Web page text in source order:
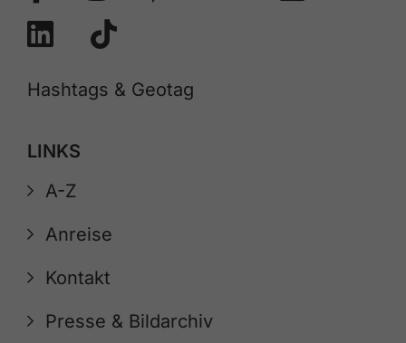
Hashtags & Geotag
LINKS
A-Z
Anreise
Kontakt
Presse & Bildarchiv